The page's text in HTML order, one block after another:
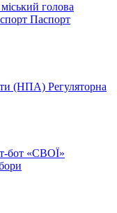
голова
Паспорт
(НПА) Регуляторна
бот «СВОЇ»